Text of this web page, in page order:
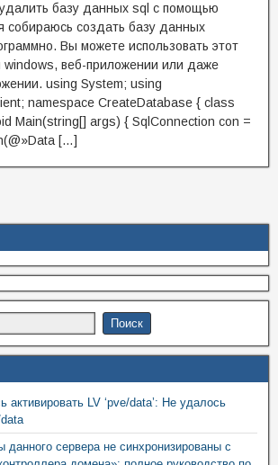
базу данных sql с помощью
собираюсь создать базу данных
Вы можете использовать этот
windows, веб-приложении или даже
using System; using
namespace CreateDatabase { class
Main(string[] args) { SqlConnection con =
[…]
LV ‘pve/data’: Не удалось
сервера не синхронизированы с